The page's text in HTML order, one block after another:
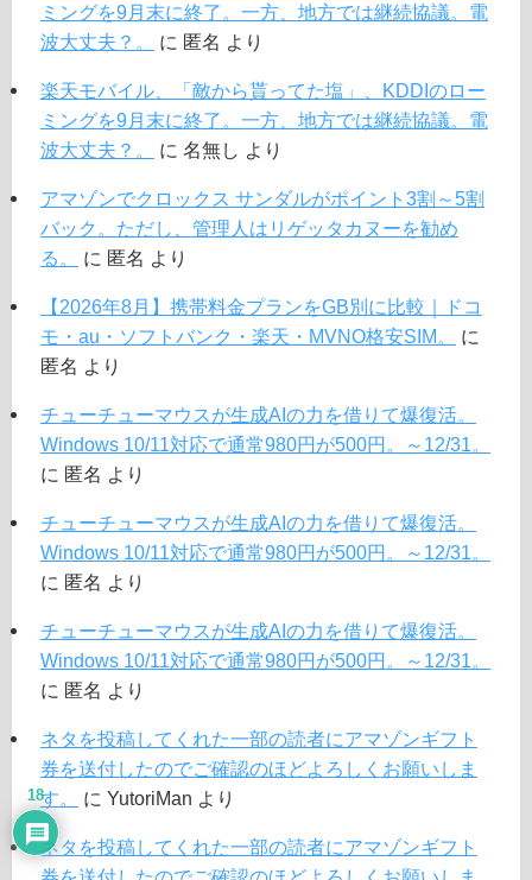
ミングを9月末に終了。一方、地方では継続協議。電
波大丈夫？。
に 匿名 より
楽天モバイル、「敵から貰ってた塩」、KDDIのロー
ミングを9月末に終了。一方、地方では継続協議。電
波大丈夫？。
に 名無し より
アマゾンでクロックス サンダルがポイント3割～5割
バック。ただし、管理人はリゲッタカヌーを勧め
る。
に 匿名 より
【2026年8月】携帯料金プランをGB別に比較｜ドコ
モ・au・ソフトバンク・楽天・MVNO格安SIM。
に
匿名 より
チューチューマウスが生成AIの力を借りて爆復活。
Windows 10/11対応で通常980円が500円。～12/31。
に 匿名 より
チューチューマウスが生成AIの力を借りて爆復活。
Windows 10/11対応で通常980円が500円。～12/31。
に 匿名 より
チューチューマウスが生成AIの力を借りて爆復活。
Windows 10/11対応で通常980円が500円。～12/31。
に 匿名 より
ネタを投稿してくれた一部の読者にアマゾンギフト
券を送付したのでご確認のほどよろしくお願いしま
す。
に YutoriMan より
ネタを投稿してくれた一部の読者にアマゾンギフト
18